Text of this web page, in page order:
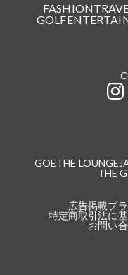
FASHION
GOLF
GOETHE LOUNGE
THE
広告掲載プ
特定商取引法に
お問い